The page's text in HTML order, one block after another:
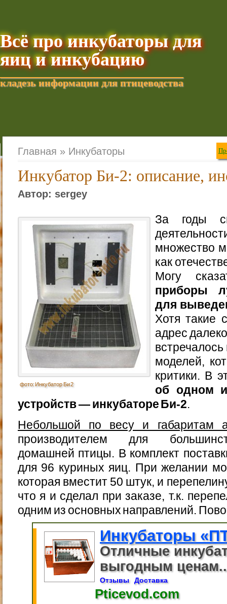
Всё про инкубаторы для
яиц и инкубацию
кладезь информации для птицеводства
Добавить текущую
Главная » Инкубаторы
Инкубатор Би-2: описание,
Автор: sergey
фото: Инкубатор Би 2
За годы
множество
как
Могу
приборы
для
Хотя такие
адрес
моделей,
критики. В
об одном
устройств — инкубаторе Би-2.
Небольшой по весу и габаритам
производителем для
домашней птицы. В комплект
для 96 куриных яиц. При желании
которая вместит 50 штук, и
что я и сделал при заказе, т.к.
одним из основных направлений.
Инкубаторы
Отличные
выгодным
Отзывы Доставка
Pticevod.com